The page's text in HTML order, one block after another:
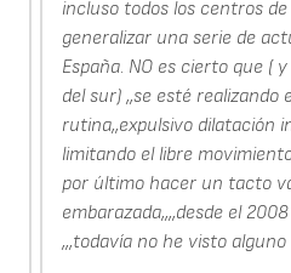
incluso todos los centros
generalizar una serie de
España. NO es cierto que (
del sur) ,,se esté realizando
rutina,,expulsivo dilatación
limitando el libre
por último hacer un tacto
embarazada,,,,desde el
,,,todavía no he visto alguno